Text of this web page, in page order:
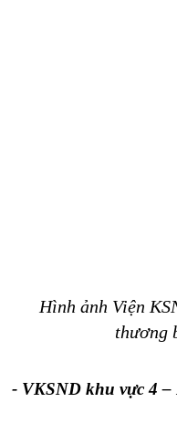
Hình ảnh Viện
thương
- VKSND khu vực 4 –